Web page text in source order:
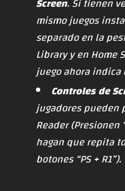
mismo juegos
separado en la
Library y en Home
juego ahora
Controles de
jugadores pueden
Reader (Presionen
hagan que repita
botones “PS + R1”).